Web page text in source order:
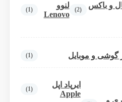
و باکس
(2)
لنوو
Lenovo
(1)
گوشی و موبایل (1)
و
ایرپاد اپل
Apple
(1)